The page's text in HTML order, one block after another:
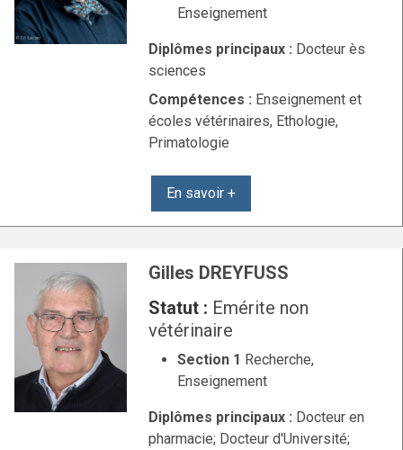
Enseignement
Diplômes principaux : Docteur ès
sciences
Compétences :
écoles vétérinaires, Ethologie,
Primatologie
En savoir +
Gilles DREYFUSS
Statut : Emérite non
vétérinaire
Section 1 Recherche,
Enseignement
Diplômes principaux : Docteur en
pharmacie; Docteur d'Université;